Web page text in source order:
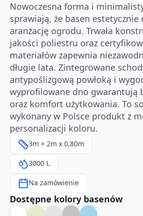
Nowoczesna forma i
sprawiają, że basen estetycznie
aranżację ogrodu. Trwała
jakości poliestru oraz
materiałów zapewnia
długie lata. Zintegrowane
antypoślizgową powłoką i
wyprofilowane dno gwarantują
oraz komfort użytkowania. To
wykonany w Polsce produkt z
personalizacji koloru.
3m × 2m x 0,80m
3000 L
Na zamówienie
Dostępne kolory basenów